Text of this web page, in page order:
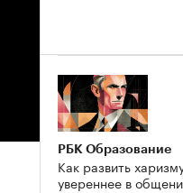
РБК Образование
Как развить
увереннее в